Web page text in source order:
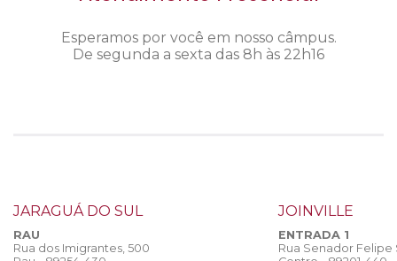
Esperamos por você em nosso câmpus.
De segunda a sexta das 8h às 22h16
JARAGUÁ DO SUL
RAU
Rua dos Imigrantes, 500
JOINVILLE
ENTRADA 1
Rua Senador